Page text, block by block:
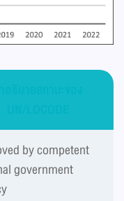
by competent
government